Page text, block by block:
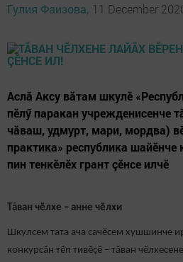
Гулия Фаизова, 11 December
Аслӑ Аксу вăтам шкулӗ
пӗлӳ паракан учрежденисенче
чăваш, удмурт, мари, мордва)
практика» республика шайӗнче
пин тенкӗлӗх грант çӗнсе илчӗ
Тăван чӗлхе – анне чӗлхи
Шкулсем тата ача сачӗсем хушшинче
конкурсăн тӗп тивӗçӗ – тăван